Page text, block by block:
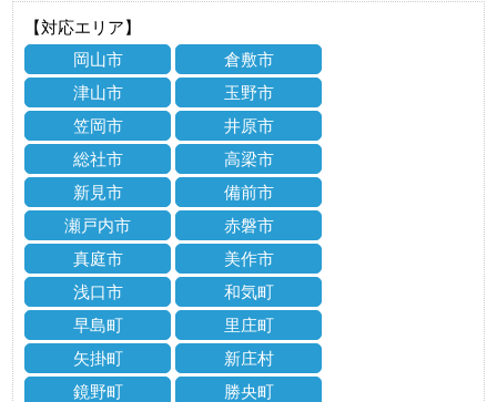
【対応エリア】
岡山市
倉敷市
津山市
玉野市
笠岡市
井原市
総社市
高梁市
新見市
備前市
瀬戸内市
赤磐市
真庭市
美作市
浅口市
和気町
早島町
里庄町
矢掛町
新庄村
鏡野町
勝央町